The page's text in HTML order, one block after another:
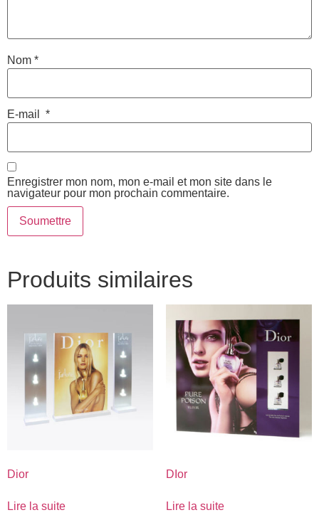
Nom *
E-mail *
Enregistrer mon nom, mon e-mail et mon site dans le
navigateur pour mon prochain commentaire.
Produits similaires
Dior
Lire la suite
DIor
Lire la suite